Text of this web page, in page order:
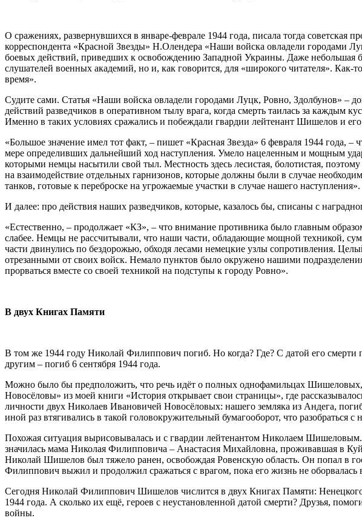
О сражениях, развернувшихся в январе-феврале 1944 года, писала тогда
корреспондента «Красной Звезды» Н.Олендера «Наши войска овладели городами
боевых действий, приведших к освобождению Западной Украины. Даже небольшая
слушателей военных академий, но и, как говорится, для «широкого читателя». Как-
время».
Судите сами. Статья «Наши войска овладели городами Луцк, Ровно, Здолбунов» –
действий разведчиков в оперативном тылу врага, когда смерть таилась за
Именно в таких условиях сражались и побеждали гвардии лейтенант Шишелов и его
«Большое значение имел тот факт, – пишет «Красная Звезда» 6 февраля 1944 года,
мере определивших дальнейший ход наступления. Умело нацеленным и мощным
которыми немцы насытили свой тыл. Местность здесь лесистая, болотистая,
на взаимодействие отдельных гарнизонов, которые должны были в случае
танков, готовые к переброске на угрожаемые участки в случае нашего наступления».
И далее: про действия наших разведчиков, которые, казалось бы, списаны с
«Естественно, – продолжает «КЗ», – что внимание противника было главным
слабее. Немцы не рассчитывали, что наши части, обладающие мощной техникой,
части двинулись по бездорожью, обходя лесами немецкие узлы сопротивления.
отрезанными от своих войск. Немало пунктов было окружено нашими
прорваться вместе со своей техникой на подступы к городу Ровно».
В двух Книгах Памяти
В том же 1944 году Николай Филиппович погиб. Но когда? Где? С датой его смерти
другим – погиб 6 сентября 1944 года.
Можно было бы предположить, что речь идёт о полных однофамильцах Шишеловых,
Новосёловы» из моей книги «История открывает свои страницы», где
личности двух Николаев Ивановичей Новосёловых: нашего земляка из Андега,
иной раз втягивались в такой головокружительный бумаго­оборот, что разобраться
Похожая ситуация вырисовывалась и с гвардии лейтенантом Николаем Шишеловым.
значилась мама Николая Филипповича – Анастасия Михайловна, проживавшая в
Николай Шишелов был тяжело ранен, освобождая Ровенскую область. Он попал в
Филиппович выжил и продолжил сражаться с врагом, пока его жизнь не оборвалась
Сегодня Николай Филиппович Шишелов числится в двух Книгах Памяти: Ненецкого
1944 года. А сколько их ещё, героев с неустановленной датой смерти? Друзья,
войны.